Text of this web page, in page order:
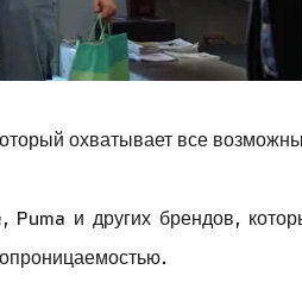
охватывает все
и других брендов,